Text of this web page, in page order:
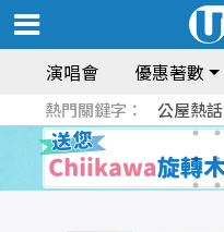
演唱會 優惠著數
熱門關鍵字： 公屋熱話